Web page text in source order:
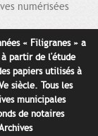
numérisées
« Filigranes » a
partir de l'étude
papiers utilisés à
siècle. Tous les
municipales
de notaires